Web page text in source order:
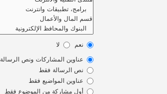
نعم
لا
عناوين المشاركات ونص الرسالة
نص الرسالة فقط
عناوين المواضيع فقط
أول مشاركة من الموضوع فقط